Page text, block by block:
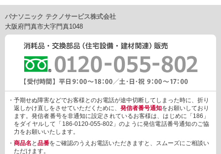
車載関連商品など
（2）ご提供情報の概要
・商品、サービスに関するご提案
・商品サポート、メンテナンスに関するご提案
・キャンペーン、フェアー、イベントに関する情報ご提供
・アンケート、商品モニターに関する情報ご提供など
3. 個人情報の提供
あらかじめご本人様からご了解いただいている場合や法令で認め
られている場合を除き、個人情報を第三者に提供または開示いた
しません。
しかしながら、お客様がクレジットカード決済をご利用される場
合に限り、カード発行会社が行なう不正利用検知・防止「3Dセキ
ュア2.0」のために、お客様が利用するカード発行会社及び、決済
代行会社：GMOペイメントゲートウェイ（第三者）に、下記の情
報を開示し、本人認証を行います。
・金額など、決済に関する情報
パナソニック テクノサービス株式会社
大阪府門真市大字門真1048
・予期せぬ障害などでお客様とのお電話が途中切断してしまった時に、折り
返しかけ直しをさせていただくために、 発信者番号通知をお願いしており
ます。発信者番号を非通知に設定されているお客様は、はじめに「186」
をダイヤルして「186-0120-055-802」のように発信電話番号通知のご協
力をお願いいたします。
・ 商品名 と 品番をご確認のうえお電話いただきますと、スムーズにご相談い
ただけます。